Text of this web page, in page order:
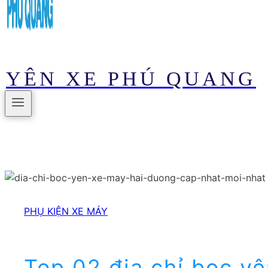
YÊN XE PHÚ QUANG
PHỤ KIỆN XE MÁY